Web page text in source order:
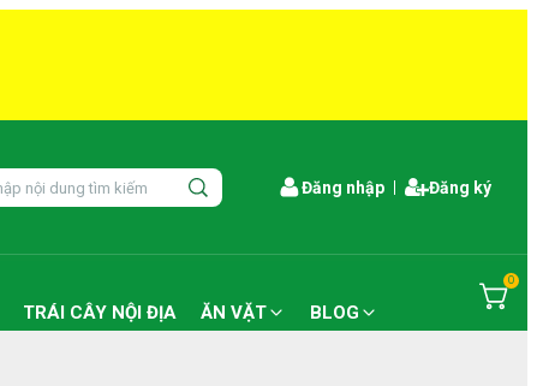
Đăng nhập Đăng ký
TRÁI CÂY NỘI ĐỊA ĂN VẶT BLOG
0